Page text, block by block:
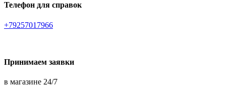
Телефон для справок
+79257017966
Принимаем заявки
в магазине 24/7